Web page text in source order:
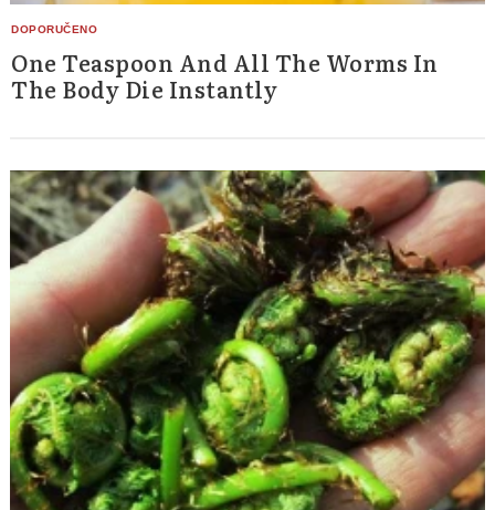
One Teaspoon And All The Worms In
The Body Die Instantly